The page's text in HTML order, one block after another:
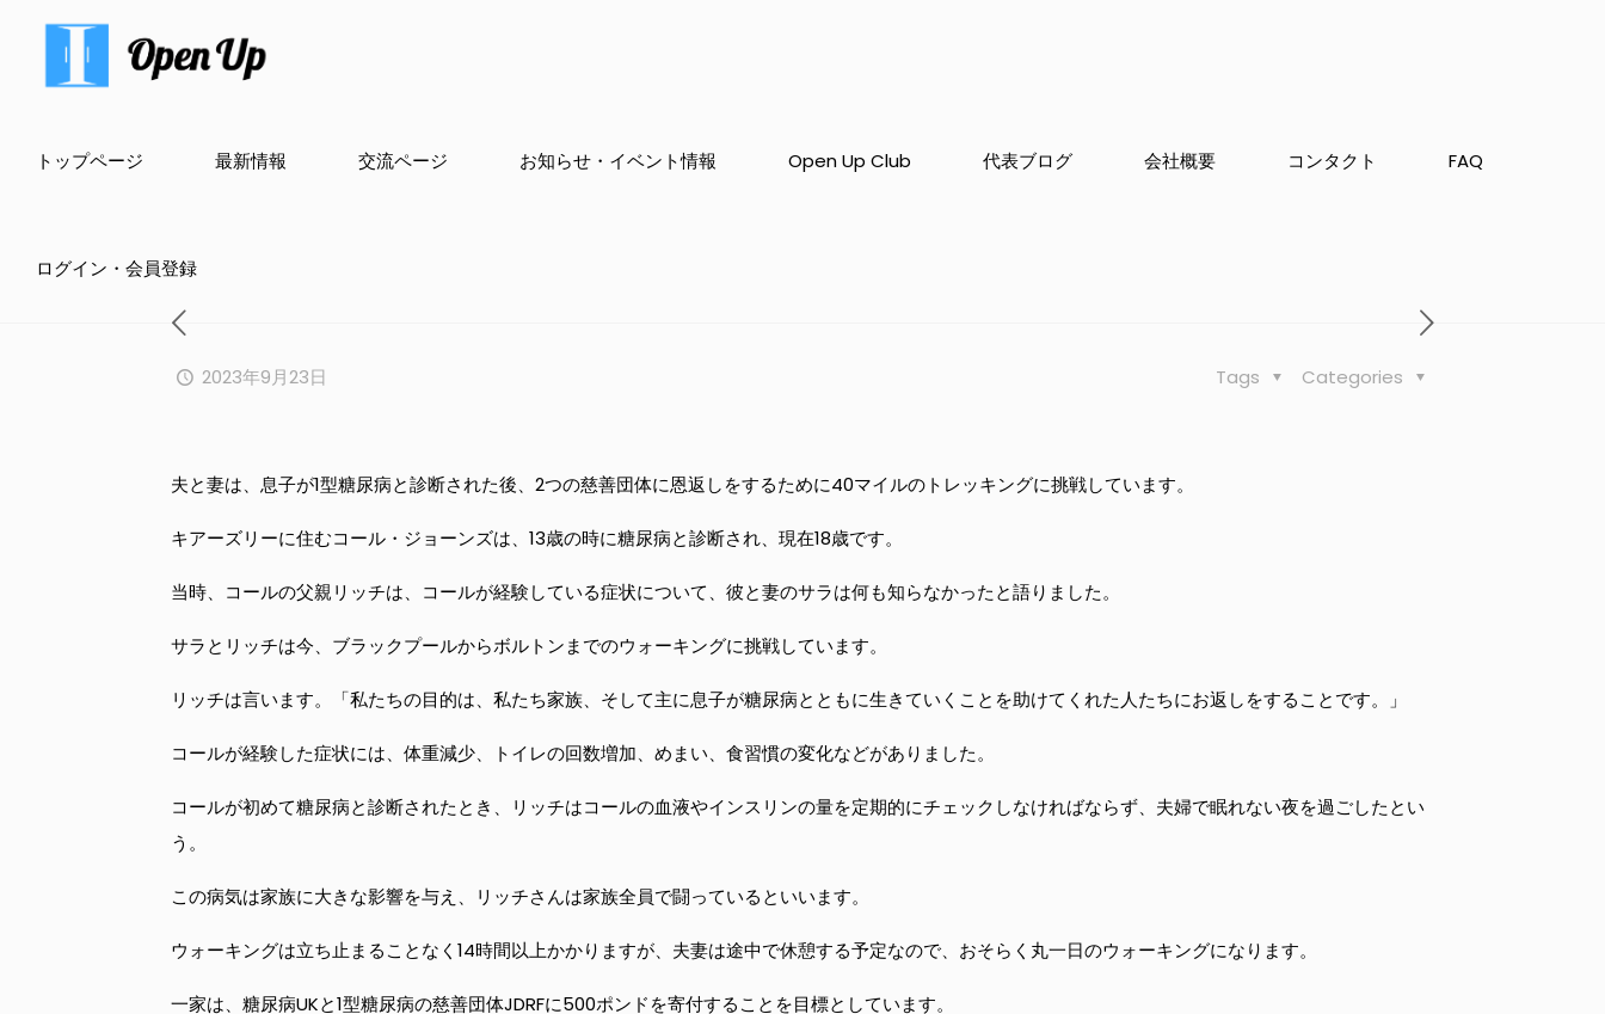
トップページ 最新情報 交流ページ お知らせ・イベント情報 Open Up Club 代表ブログ 会社概要 コンタクト FAQ
ログイン・会員登録
2023年9月23日 Categories
Tags
夫と妻は、息子が1型糖尿病と診断された後、2つの慈善団体に恩返しをするために40マイルのトレッキングに挑戦しています。
キアーズリーに住むコール・ジョーンズは、13歳の時に糖尿病と診断され、現在18歳です。
当時、コールの父親リッチは、コールが経験している症状について、彼と妻のサラは何も知らなかったと語りました。
サラとリッチは今、ブラックプールからボルトンまでのウォーキングに挑戦しています。
リッチは言います。「私たちの目的は、私たち家族、そして主に息子が糖尿病とともに生きていくことを助けてくれた人たちにお返しをすることです。」
コールが経験した症状には、体重減少、トイレの回数増加、めまい、食習慣の変化などがありました。
コールが初めて糖尿病と診断されたとき、リッチはコールの血液やインスリンの量を定期的にチェックしなければならず、夫婦で眠れない夜を過ごしたとい
う。
この病気は家族に大きな影響を与え、リッチさんは家族全員で闘っているといいます。
ウォーキングは立ち止まることなく14時間以上かかりますが、夫妻は途中で休憩する予定なので、おそらく丸一日のウォーキングになります。
一家は、糖尿病UKと1型糖尿病の慈善団体JDRFに500ポンドを寄付することを目標としています。